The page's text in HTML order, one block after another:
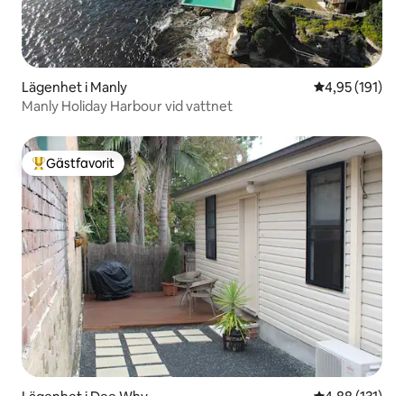
Lägenhet i Manly 4,95 av 5 i
4,95 (191)
Manly Holiday Harbour vid vattnet
Populär gästfavorit
Gästfavorit